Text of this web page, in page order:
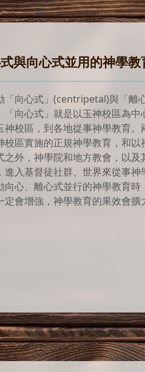
式與向心式並用的神學
「向心式」(centripetal)與「離
「向心式」就是以玉神校區為
神校區，到各地從事神學教育。
校區實施的正規神學教育，和
之外，神學院和地方教會，以
進入基督徒社群、世界來從事神
向心、離心式並行的神學教育時
會增強，神學教育的果效會擴